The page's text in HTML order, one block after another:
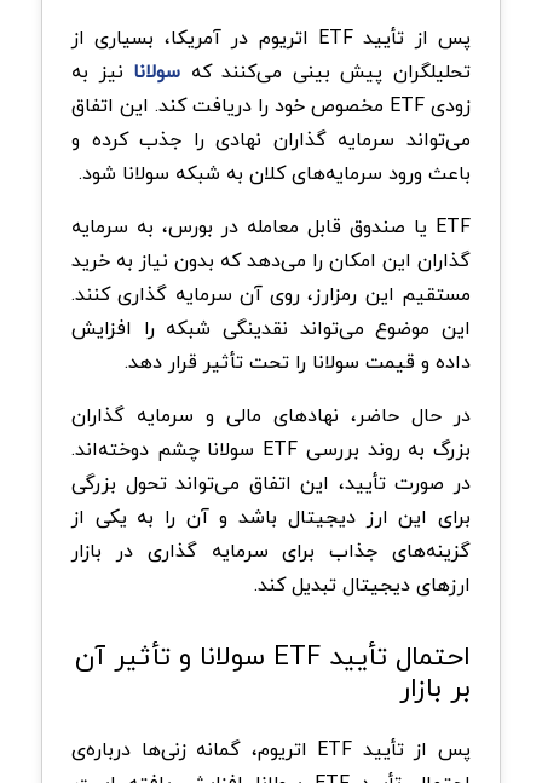
پس از تأیید ETF اتریوم در آمریکا، بسیاری از
تحلیلگران پیش بینی می‌کنند که سولانا نیز به
زودی ETF مخصوص خود را دریافت کند. این اتفاق
می‌تواند سرمایه گذاران نهادی را جذب کرده و
باعث ورود سرمایه‌های کلان به شبکه سولانا شود.
ETF یا صندوق قابل معامله در بورس، به سرمایه
گذاران این امکان را می‌دهد که بدون نیاز به خرید
مستقیم این رمزارز، روی آن سرمایه گذاری کنند.
این موضوع می‌تواند نقدینگی شبکه را افزایش
داده و قیمت سولانا را تحت تأثیر قرار دهد.
در حال حاضر، نهادهای مالی و سرمایه گذاران
بزرگ به روند بررسی ETF سولانا چشم دوخته‌اند.
در صورت تأیید، این اتفاق می‌تواند تحول بزرگی
برای این ارز دیجیتال باشد و آن را به یکی از
گزینه‌های جذاب برای سرمایه گذاری در بازار
ارزهای دیجیتال تبدیل کند.
احتمال تأیید ETF سولانا و تأثیر آن
بر بازار
پس از تأیید ETF اتریوم، گمانه زنی‌ها درباره‌ی